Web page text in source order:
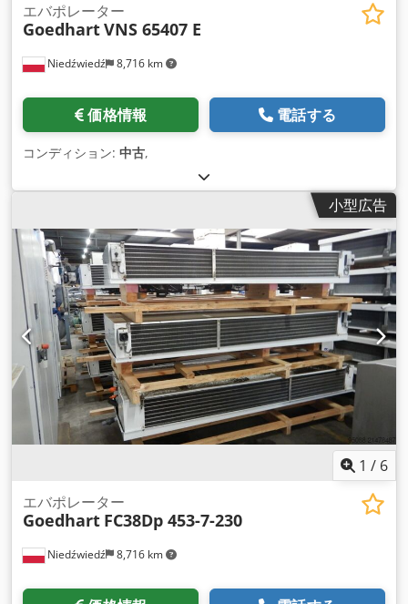
Niedźwiedź 8,716 km
エバポレーター
GoedhartVNS 65407 E
価格情報 電話する
コンディション: 中古,
小型広告
1 / 6
Niedźwiedź 8,716 km
エバポレーター
Goedhart FC38Dp 453-7-230